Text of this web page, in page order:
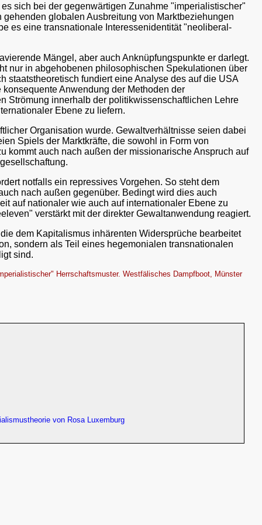
sich bei der gegenwärtigen Zunahme "imperialistischer"
globalen Ausbreitung von Marktbeziehungen
es eine transnationale Interessenidentität "neoliberal-
Mängel, aber auch Anknüpfungspunkte er darlegt.
nur in abgehobenen philosophischen Spekulationen über
staatstheoretisch fundiert eine Analyse des auf die USA
Anwendung der Methoden der
Strömung innerhalb der politikwissenschaftlichen Lehre
Ebene zu liefern.
Organisation wurde. Gewaltverhältnisse seien dabei
Spiels der Marktkräfte, die sowohl in Form von
kommt auch nach außen der missionarische Anspruch auf
notfalls ein repressives Vorgehen. So steht dem
nach außen gegenüber. Bedingt wird dies auch
auf nationaler wie auch auf internationaler Ebene zu
verstärkt mit der direkter Gewaltanwendung reagiert.
dem Kapitalismus inhärenten Widersprüche bearbeitet
sondern als Teil eines hegemonialen transnationalen
sind.
Herrschaftsmuster. Westfälisches Dampfboot, Münster
von Rosa Luxemburg